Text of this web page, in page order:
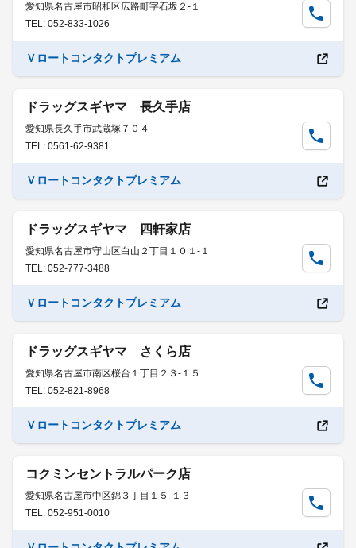
愛知県名古屋市昭和区広路町字石坂２-１
TEL: 052-833-1026
Ｖロートコンタクトプレミアム
ドラッグスギヤマ 長久手店
愛知県長久手市武蔵塚７０４
TEL: 0561-62-9381
Ｖロートコンタクトプレミアム
ドラッグスギヤマ 四軒家店
愛知県名古屋市守山区白山２丁目１０１-１
TEL: 052-777-3488
Ｖロートコンタクトプレミアム
ドラッグスギヤマ さくら店
愛知県名古屋市南区桜台１丁目２３-１５
TEL: 052-821-8968
Ｖロートコンタクトプレミアム
コクミンセントラルパーク店
愛知県名古屋市中区錦３丁目１５-１３
TEL: 052-951-0010